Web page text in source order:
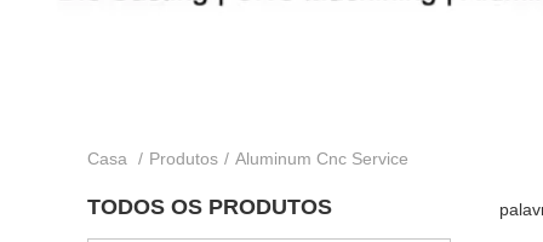
Casa / Produtos / Aluminum Cnc Service
TODOS OS PRODUTOS